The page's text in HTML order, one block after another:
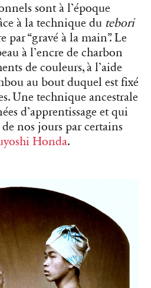
sont à l’époque
à la technique du tebori
par “gravé à la main”. Le
à l’encre de charbon
de couleurs, à l’aide
au bout duquel est fixé
Une technique ancestrale
d’apprentissage et qui
nos jours par certains
Honda.